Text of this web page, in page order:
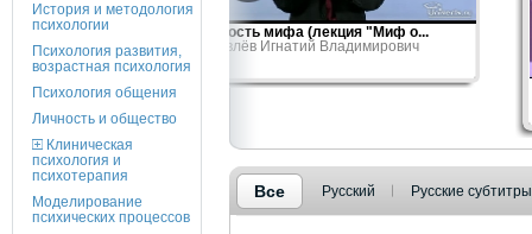
История и методология
психологии
Психология развития,
возрастная психология
Психология общения
Личность и общество
Клиническая
психология и
психотерапия
Моделирование
психических процессов
Сущность мифа (лекция "Миф о...
Журавлёв Игнатий Владимирович
Все Русский Русские субтитры